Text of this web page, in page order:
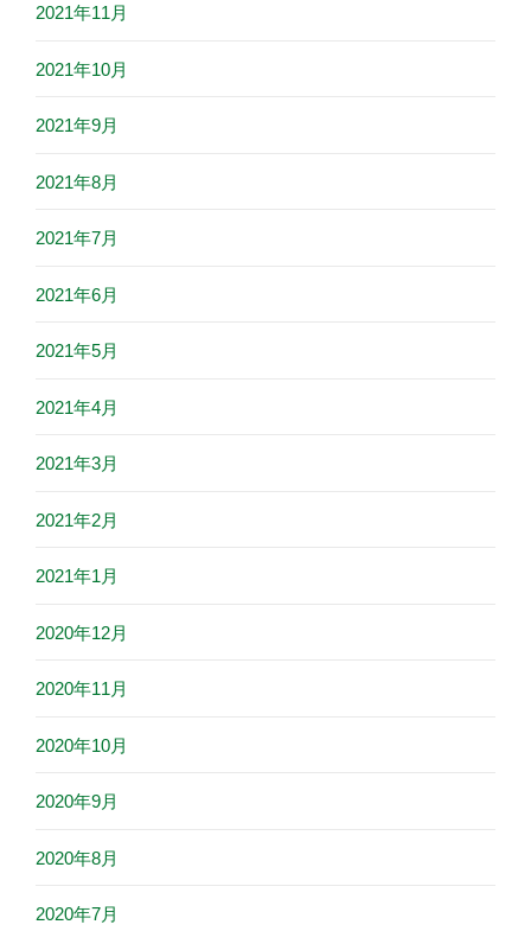
2021年11月
2021年10月
2021年9月
2021年8月
2021年7月
2021年6月
2021年5月
2021年4月
2021年3月
2021年2月
2021年1月
2020年12月
2020年11月
2020年10月
2020年9月
2020年8月
2020年7月